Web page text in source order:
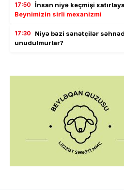
17:50 İnsan niyə keçmişi
Beynimizin sirli mexanizmi
17:30
Niyə bəzi sənətçilər
unudulmurlar?